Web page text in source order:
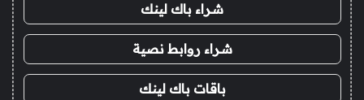
شراء باك لينك
شراء روابط نصية
باقات باك لينك